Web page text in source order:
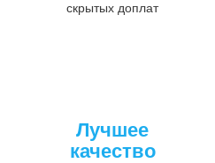
скрытых доплат
Лучшее
качество